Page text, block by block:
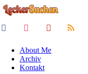
instagrampinterest rss
About Me
Archiv
Kontakt